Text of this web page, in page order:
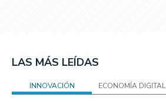
LAS MÁS LEÍDAS
INNOVACIÓN ECONOMÍA DIGITAL